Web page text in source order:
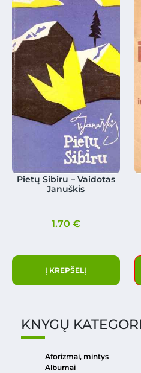
Pietų Sibiru – Vaidotas
Januškis
1.70 €
Į KREPŠELĮ
KNYGŲ
Aforizmai, mintys
Albumai